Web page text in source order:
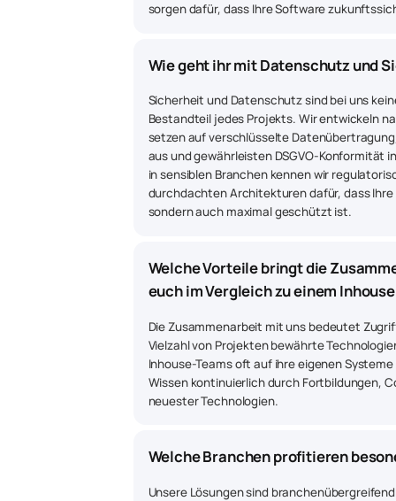
sorgen dafür, dass Ihre Software
Wie geht ihr mit Datenschutz und
Sicherheit und Datenschutz sind bei uns
Bestandteil jedes Projekts. Wir entwickeln
setzen auf verschlüsselte
aus und gewährleisten DSGVO-Konformität
in sensiblen Branchen kennen wir
durchdachten Architekturen dafür, dass
sondern auch maximal geschützt ist.
Welche Vorteile bringt die
euch im Vergleich zu einem
Die Zusammenarbeit mit uns bedeutet
Vielzahl von Projekten bewährte
Inhouse-Teams oft auf ihre eigenen
Wissen kontinuierlich durch Fortbildungen,
neuester Technologien.
Welche Branchen profitieren
Unsere Lösungen sind